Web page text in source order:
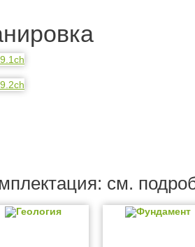
см.
Геология Фундамент